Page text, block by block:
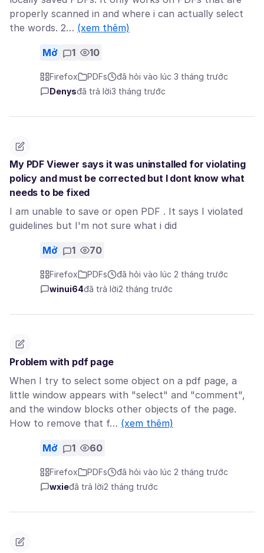
properly scanned in and where i can actually select
the words. 2… (xem thêm)
Mở 1 10
Firefox PDFs
đã hỏi vào lúc 3 tháng trước
Denysđã trả lời3 tháng trước
My PDF Viewer says it was uninstalled for violating
policy and must be corrected but I dont know what
needs to be fixed
I am unable to save or open PDF . It says I violated
guidelines but I'm not sure what i did
Mở 1 70
Firefox PDFs
đã hỏi vào lúc 2 tháng trước
winui64đã trả lời2 tháng trước
Problem with pdf page
When I try to select some object on a pdf page, a
little window appears with "select" and "comment",
and the window blocks other objects of the page.
How to remove that f… (xem thêm)
Mở 1 60
Firefox PDFs
đã hỏi vào lúc 2 tháng trước
wxieđã trả lời2 tháng trước